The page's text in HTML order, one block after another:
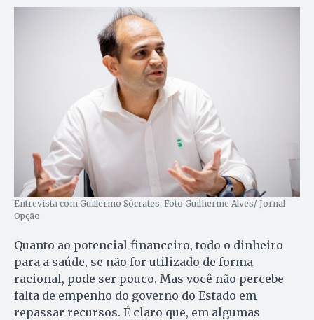
Entrevista com Guillermo Sócrates. Foto Guilherme Alves/ Jornal
Opção
Quanto ao potencial financeiro, todo o dinheiro
para a saúde, se não for utilizado de forma
racional, pode ser pouco. Mas você não percebe
falta de empenho do governo do Estado em
repassar recursos. É claro que, em algumas